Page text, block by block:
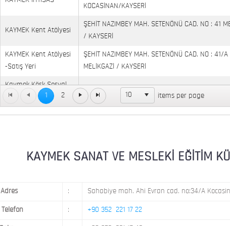
KOCASİNAN/KAYSERİ
KAYMEK Kent Atölyesi
ŞEHİT NAZIMBEY MAH. SETENÖNÜ CAD. NO : 41
/ KAYSERİ
KAYMEK Kent Atölyesi
-Satış Yeri
ŞEHİT NAZIMBEY MAH. SETENÖNÜ CAD. NO : 41/A
MELİKGAZİ / KAYSERİ
Kaymek Köşk Sosyal
Yaşam Merkezi
Köşk Mahallesi, Orgeneral Eşref Bitlis Bulvarı,
KAYMEK MOSTAR
KAYMEK TOKİ
MİMARSİNAN DEMOKRASİ MAH. FATİN RÜŞTÜ
1 2 10 items per page
KAYMEK SANAT VE MESLEKİ EĞİTİM
Adres : Sahabiye mah. Ahi Evran cad. no:34/A
Telefon : +90 352 221 17 22